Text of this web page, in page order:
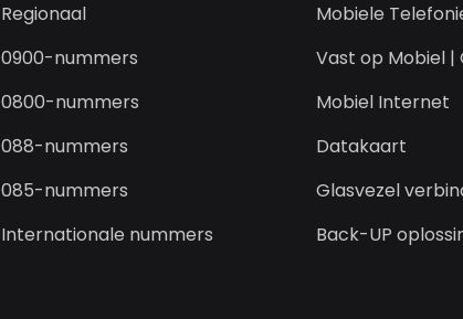
Regionaal
0900-nummers
0800-nummers
088-nummers
085-nummers
Internationale nummers
Mobiele
Vast op Mobiel |
Mobiel Internet
Datakaart
Glasvezel
Back-UP